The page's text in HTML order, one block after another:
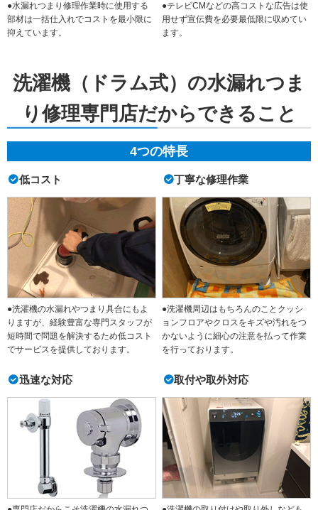
●水漏れつまり修理作業時に使用する
部材は一括仕入れでコストを最小限に
抑えています。
●テレビCMなどの高コストな広告は使
用せず宣伝費を必要最低限に収めてい
ます。
洗濯機（ドラム式）の水漏れつま
り修理専門店だからできること
4つの特長
低コスト
●洗濯機の水漏れやつまり具合にもよ
りますが、経験豊富な専門スタッフが
短時間で問題を解決するため低コスト
でサービスを提供しております。
丁寧な修理作業
●洗濯機周辺はもちろんのことクッシ
ョンフロアやクロスをキズや汚れをつ
かないように細心の注意を払って作業
を行っております。
迅速な対応 取付や取外対応